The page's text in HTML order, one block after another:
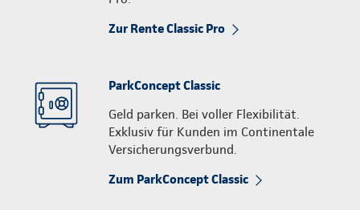
Zur Rente Classic Pro
ParkConcept Classic
Geld parken. Bei voller Flexibilität.
Exklusiv für Kunden im Continentale
Versicherungsverbund.
Zum ParkConcept Classic